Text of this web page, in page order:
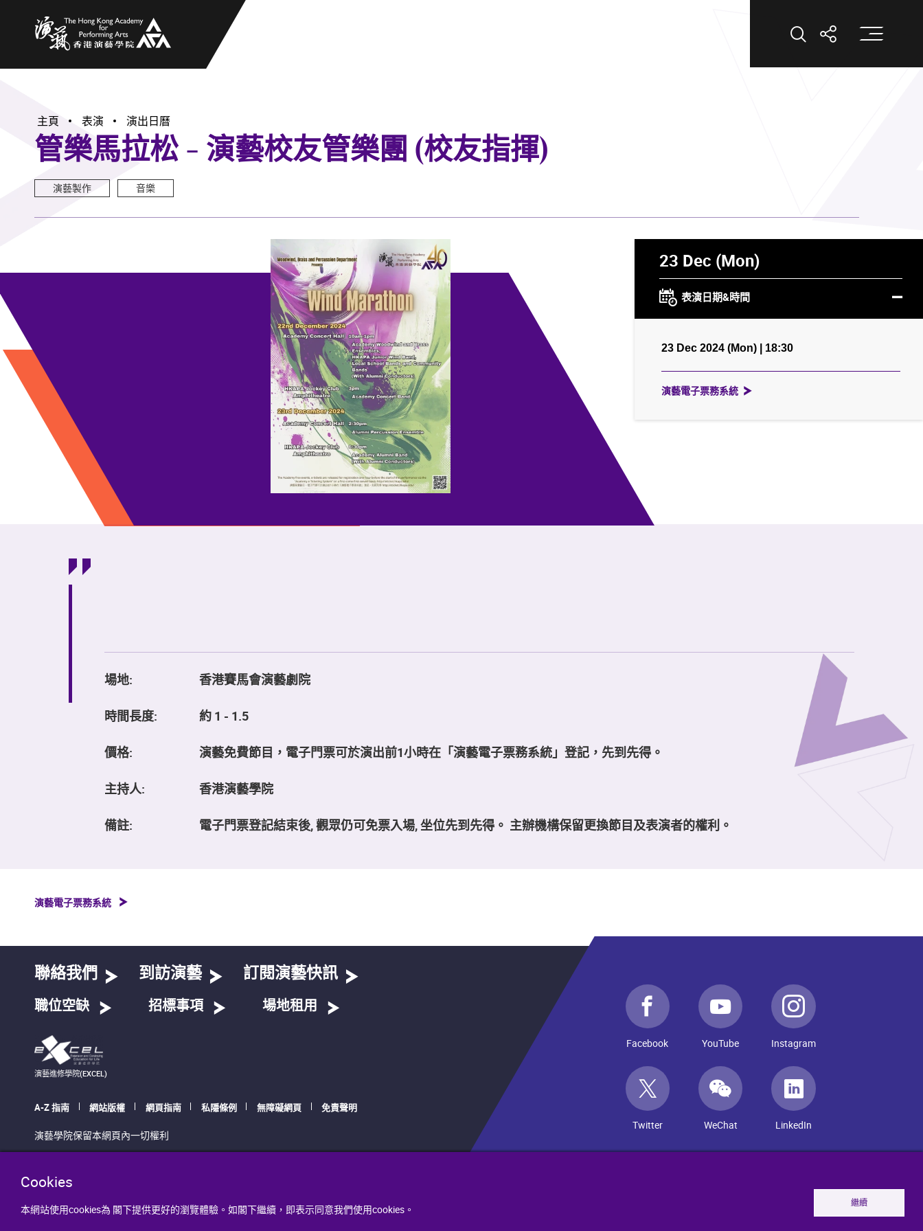
打開搜索打開分享打
Cookies
本網站使用cookies為 閣下提供更好的瀏覽體驗。如閣下繼續，即表示同意我們使用cookies。
繼續
主頁 表演 演出日曆
管樂馬拉松 - 演藝校友管樂團 (校友指揮)
演藝製作 音樂
23 Dec (Mon)
表演日期&時間
23 Dec 2024 (Mon) | 18:30
演藝電子票務系統
場地: 香港賽馬會演藝劇院
時間長度: 約 1 - 1.5
價格: 演藝免費節目，電子門票可於演出前1小時在「演藝電子票務系統」登記，先到先得。
主持人: 香港演藝學院
備註: 電子門票登記結束後, 觀眾仍可免票入場, 坐位先到先得。 主辦機構保留更換節目及表演者的權利。
演藝電子票務系統
聯絡我們 到訪演藝 訂閱演藝快訊
職位空缺 招標事項 場地租用
演藝進修學院(EXCEL)
A-Z 指南 網站版權 網頁指南 私隱條例 無障礙網頁 免責聲明
演藝學院保留本網頁內一切權利
Facebook YouTube Instagram
Twitter WeChat LinkedIn